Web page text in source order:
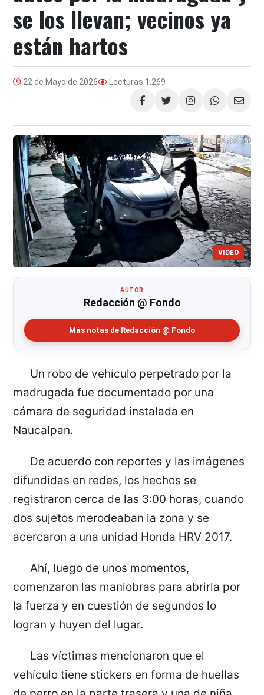
se los llevan; vecinos ya
están hartos
22 de Mayo de 2026 Lecturas 1.269
Compartir
VIDEO
AUTOR
Redacción @ Fondo
Más notas de Redacción @ Fondo
Un robo de vehículo perpetrado por la
madrugada fue documentado por una
cámara de seguridad instalada en
Naucalpan.
De acuerdo con reportes y las imágenes
difundidas en redes, los hechos se
registraron cerca de las 3:00 horas, cuando
dos sujetos merodeaban la zona y se
acercaron a una unidad Honda HRV 2017.
Ahí, luego de unos momentos,
comenzaron las maniobras para abrirla por
la fuerza y en cuestión de segundos lo
logran y huyen del lugar.
Las víctimas mencionaron que el
vehículo tiene stickers en forma de huellas